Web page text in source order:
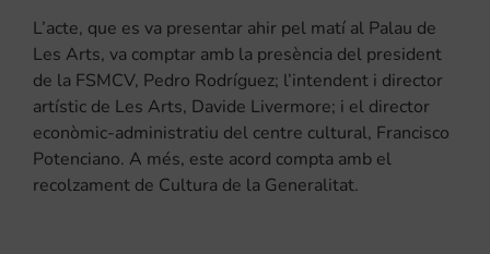
L’acte, que es va presentar ahir pel matí al Palau de
Les Arts, va comptar amb la presència del president
de la FSMCV, Pedro Rodríguez; l’intendent i director
artístic de Les Arts, Davide Livermore; i el director
econòmic-administratiu del centre cultural, Francisco
Potenciano. A més, este acord compta amb el
recolzament de Cultura de la Generalitat.